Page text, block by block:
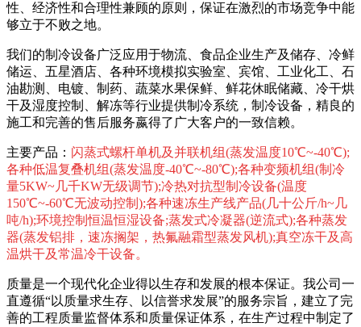
性、经济性和合理性兼顾的原则，保证在激烈的市场竞争中能
够立于不败之地。
我们的制冷设备广泛应用于物流、食品企业生产及储存、冷鲜
储运、五星酒店、各种环境模拟实验室、宾馆、工业化工、石
油勘测、电镀、制药、蔬菜水果保鲜、鲜花休眠储藏、冷干烘
干及湿度控制、解冻等行业提供制冷系统，制冷设备，精良的
施工和完善的售后服务嬴得了广大客户的一致信赖。
主要产品： 闪蒸式螺杆单机及并联机组(蒸发温度10℃~-40℃);
各种低温复叠机组(蒸发温度-40℃~-80℃);各种变频机组(制冷
量5KW~几千KW无级调节);冷热对抗型制冷设备(温度
150℃~-60℃无波动控制);各种速冻生产线产品(几十公斤/h~几
吨/h);环境控制恒温恒湿设备;蒸发式冷凝器(逆流式);各种蒸发
器(蒸发铝排，速冻搁架，热氟融霜型蒸发风机);真空冻干及高
温烘干及常温冷干设备。
质量是一个现代化企业得以生存和发展的根本保证。我公司一
直遵循“以质量求生存、以信誉求发展”的服务宗旨，建立了完
善的工程质量监督体系和质量保证体系，在生产过程中制定了